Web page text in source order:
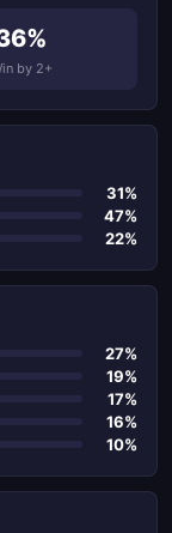
by 2+
31%
47%
22%
27%
19%
17%
16%
10%